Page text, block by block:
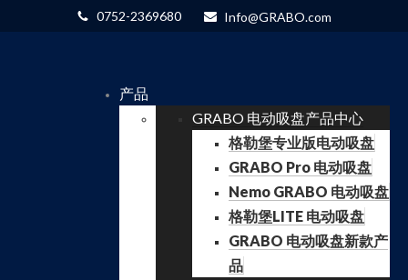
0752-2369680 Info@GRABO.com
产品
GRABO 电动吸盘产品中心
格勒堡专业版电动吸盘
GRABO Pro 电动吸盘
Nemo GRABO 电动吸盘
格勒堡LITE 电动吸盘
GRABO 电动吸盘新款产
品